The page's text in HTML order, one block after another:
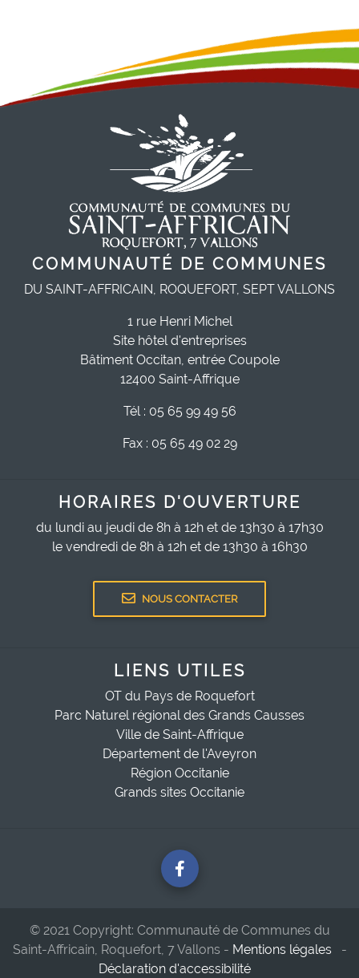
COMMUNAUTÉ DE COMMUNES
DU SAINT-AFFRICAIN, ROQUEFORT, SEPT VALLONS
1 rue Henri Michel
Site hôtel d'entreprises
Bâtiment Occitan, entrée Coupole
12400 Saint-Affrique
Tél : 05 65 99 49 56
Fax : 05 65 49 02 29
HORAIRES D'OUVERTURE
du lundi au jeudi de 8h à 12h et de 13h30 à 17h30
le vendredi de 8h à 12h et de 13h30 à 16h30
NOUS CONTACTER
LIENS UTILES
OT du Pays de Roquefort
Parc Naturel régional des Grands Causses
Ville de Saint-Affrique
Département de l'Aveyron
Région Occitanie
Grands sites Occitanie
© 2021 Copyright: Communauté de Communes du
Saint-Affricain, Roquefort, 7 Vallons - Mentions légales -
Déclaration d'accessibilité